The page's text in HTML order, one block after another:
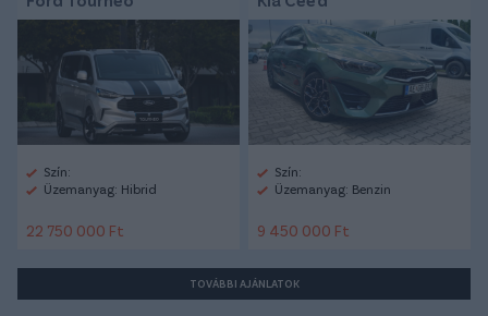
Szín:
Üzemanyag: Hibrid
22 750 000 Ft
Szín:
Üzemanyag: Benzin
9 450 000 Ft
TOVÁBBI AJÁNLATOK